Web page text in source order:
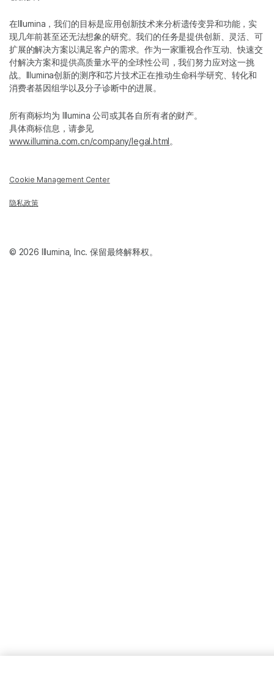
在Illumina，我们的目标是应用创新技术来分析遗传变异和功能，实
现几年前甚至还无法想象的研究。我们的任务是提供创新、灵活、可
扩展的解决方案以满足客户的需求。作为一家重视合作互动、快速交
付解决方案和提供高质量水平的全球性公司，我们努力应对这一挑
战。Illumina创新的测序和芯片技术正在推动生命科学研究、转化和
消费者基因组学以及分子诊断中的进展。
所有商标均为 Illumina 公司或其各自所有者的财产。
具体商标信息，请参见
www.illumina.com.cn/company/legal.html。
Cookie Management Center
隐私政策
© 2026 Illumina, Inc. 保留最终解释权。